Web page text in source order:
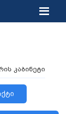
კაბინეტი